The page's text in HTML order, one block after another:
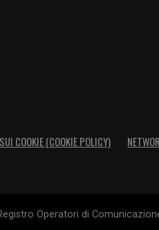
COOKIE (COOKIE POLICY)
Operatori di